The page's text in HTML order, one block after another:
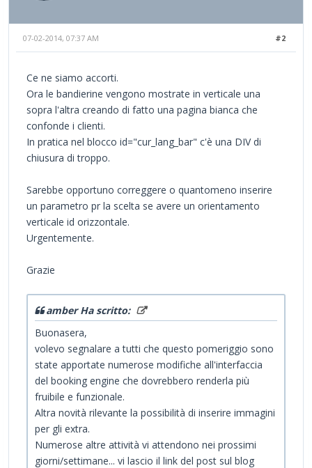
#2
07-02-2014, 07:37 AM
Ce ne siamo accorti.
Ora le bandierine vengono mostrate in verticale una
sopra l'altra creando di fatto una pagina bianca che
confonde i clienti.
In pratica nel blocco id="cur_lang_bar" c'è una DIV di
chiusura di troppo.
Sarebbe opportuno correggere o quantomeno inserire
un parametro pr la scelta se avere un orientamento
verticale id orizzontale.
Urgentemente.
Grazie
amber Ha scritto:
Buonasera,
volevo segnalare a tutti che questo pomeriggio sono
state apportate numerose modifiche all'interfaccia
del booking engine che dovrebbero renderla più
fruibile e funzionale.
Altra novità rilevante la possibilità di inserire immagini
per gli extra.
Numerose altre attività vi attendono nei prossimi
giorni/settimane... vi lascio il link del post sul blog